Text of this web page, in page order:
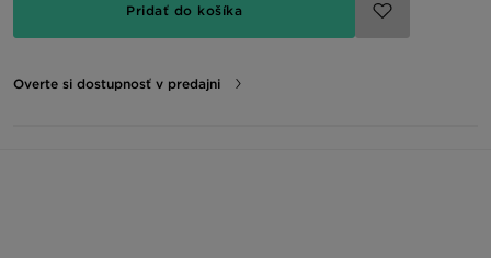
Pridať do košíka
Overte si dostupnosť v predajni